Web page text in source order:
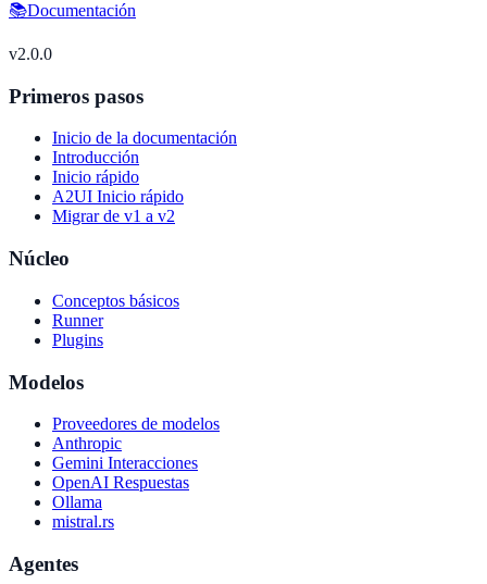
📚Documentación
v2.0.0
Primeros pasos
Inicio de la documentación
Introducción
Inicio rápido
A2UI Inicio rápido
Migrar de v1 a v2
Núcleo
Conceptos básicos
Runner
Plugins
Modelos
Proveedores de modelos
Anthropic
Gemini Interacciones
OpenAI Respuestas
Ollama
mistral.rs
Agentes